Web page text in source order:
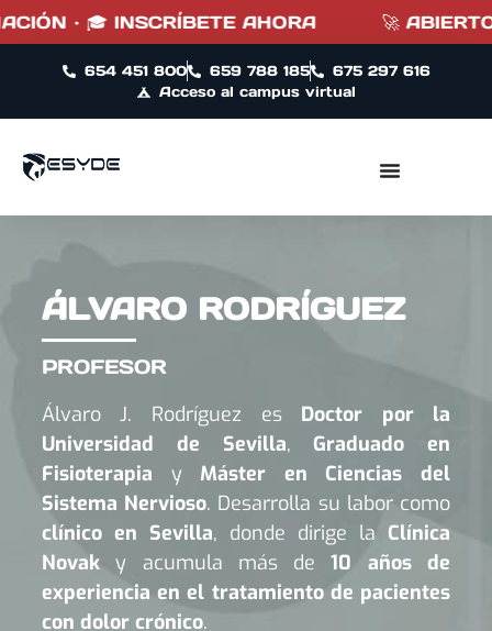
· 🎓 INSCRÍBETE AHORA 🚀 ABIERTO
654 451 800 659 788 185
675 297 616
Acceso al campus virtual
ÁLVARO RODRÍGUEZ
PROFESOR
Álvaro J. Rodríguez es Doctor por la
Universidad de Sevilla, Graduado en
Fisioterapia y Máster en Ciencias del
Sistema Nervioso. Desarrolla su labor como
clínico en Sevilla, donde dirige la Clínica
Novaky acumula más de10 años de
experiencia en el tratamiento de pacientes
con dolor crónico.